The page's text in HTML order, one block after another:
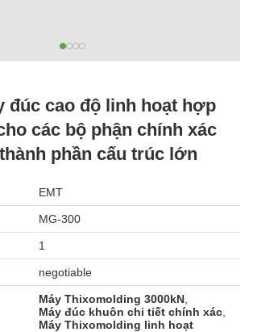
đúc cao độ linh hoạt hợp
các bộ phận chính xác
phần cấu trúc lớn
EMT
MG-300
1
negotiable
Máy Thixomolding 3000kN
Máy đúc khuôn chi tiết chính xác
Máy Thixomolding linh hoạt